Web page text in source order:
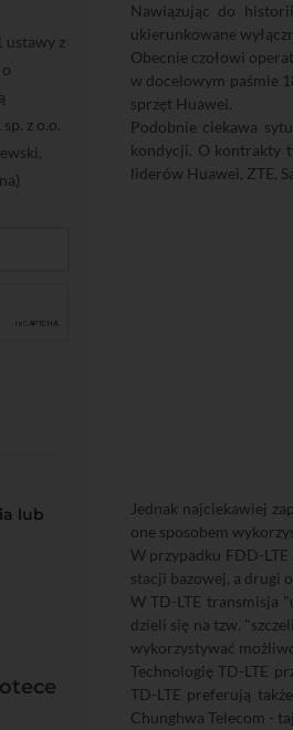
Nawiązując do
ukierunkowane
Obecnie czołowi
w docelowym paśmie
sprzęt Huawei.
Podobnie ciekawa
kondycji. O kontrakty
liderów Huawei, ZTE,
Jednak najciekawiej
one sposobem
W przypadku FDD-
stacji bazowej, a drugi
W TD-LTE transmisja
dzieli się na tzw.
wykorzystywać
Technologię TD-LTE
TD-LTE preferują
Chunghwa Telecom -
ustawy z
z o.o.
lub